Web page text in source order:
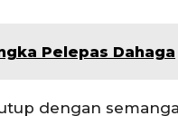
Pelepas Dahaga
dengan